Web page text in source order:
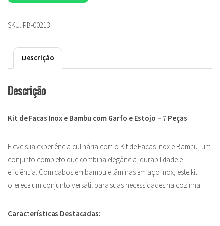
SKU: PB-00213
Descrição
Descrição
Kit de Facas Inox e Bambu com Garfo e Estojo – 7 Peças
Eleve sua experiência culinária com o Kit de Facas Inox e Bambu, um
conjunto completo que combina elegância, durabilidade e
eficiência. Com cabos em bambu e lâminas em aço inox, este kit
oferece um conjunto versátil para suas necessidades na cozinha.
Características Destacadas: